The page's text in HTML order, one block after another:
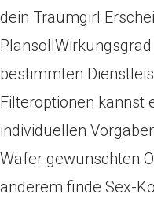
dein Traumgirl
bestimmten
Filteroptionen kannst
individuellen
Wafer gewunschten
anderem finde Sex-